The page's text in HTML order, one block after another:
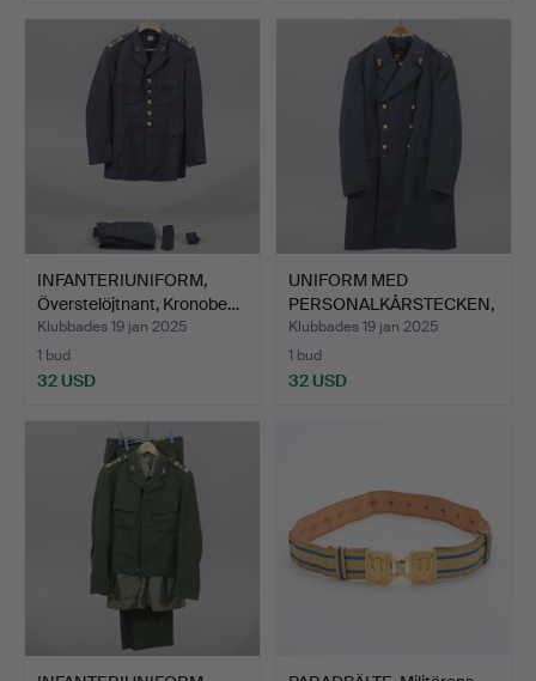
INFANTERIUNIFORM,
Överstelöjtnant, Kronobe…
Klubbades 19 jan 2025
1 bud
32 USD
UNIFORM MED
PERSONALKÅRSTECKEN,
Överstelöj…
Klubbades 19 jan 2025
1 bud
32 USD